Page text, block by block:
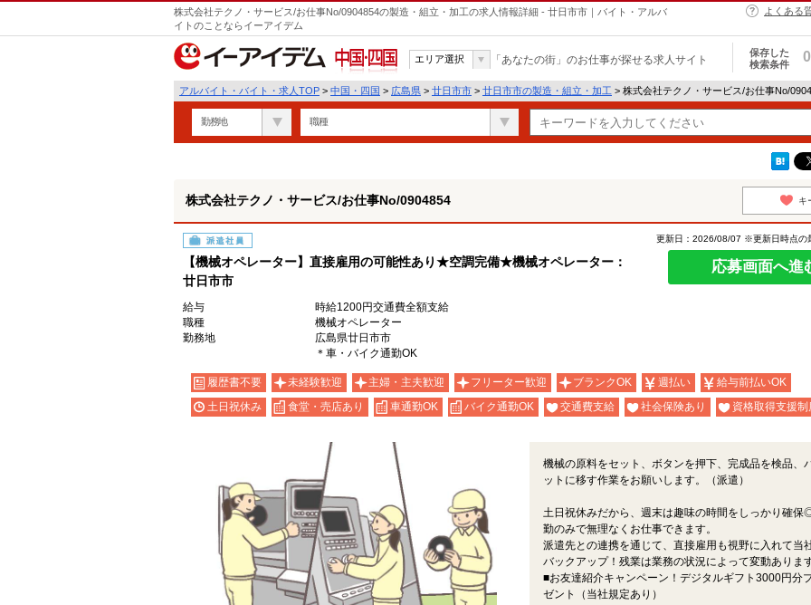
株式会社テクノ・サービス/お仕事No/0904854の製造・組立・加工の求人情報詳細 - 廿日市市｜バイト・アルバ
イトのことならイーアイデム
よくある
中国・四国
エリア選択 「あなたの街」のお仕事が探せる求人サイト
保存した
検索条件
0
アルバイト・バイト・求人TOP > 中国・四国 > 広島県 > 廿日市市 > 廿日市市の製造・組立・加工 > 株式会社テクノ・サービス/お仕事No/
勤務地 職種
株式会社テクノ・サービス/お仕事No/0904854 キ
派遣社員
【機械オペレーター】直接雇用の可能性あり★空調完備★機械オペレーター：
廿日市市
更新日：2026/08/07 ※更新日時点の
応募画面へ進
給与
時給1200円交通費全額支給
職種
機械オペレーター
勤務地
広島県廿日市市
＊車・バイク通勤OK
履歴書不要 未経験歓迎 主婦・主夫歓迎 フリーター歓迎 ブランクOK 週払い
給与前払いOK
土日祝休み
食堂・売店あり 車通勤OK バイク通勤OK 交通費支給 社会保険あり 資格取得支援制
機械の原料をセット、ボタンを押下、完成品を検品、
ットに移す作業をお願いします。（派遣）
土日祝休みだから、週末は趣味の時間をしっかり確保
勤のみで無理なくお仕事できます。
派遣先との連携を通じて、直接雇用も視野に入れて当
バックアップ！残業は業務の状況によって変動ありま
■お友達紹介キャンペーン！デジタルギフト3000円分
ゼント（当社規定あり）